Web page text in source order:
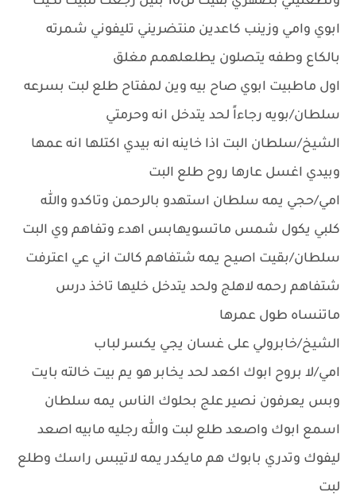
ابوي وامي وزينب كاعدين منتضريني تليفوني شمرته
بالكاع وطفه يتصلون يطلعلهمم مغلق
اول ماطبيت ابوي صاح بيه وين لمفتاح طلع لبت بسرعه
سلطان/بويه رجاءاً لحد يتدخل انه وحرمتي
الشيخ/سلطان البت اذا خاينه انه بيدي اكتلها انه عمها
وبيدي اغسل عارها روح طلع البت
امي/حجي يمه سلطان استهدو بالرحمن وتاكدو والله
كلبي يكول شمس ماتسويهابس اهدء وتفاهم وي البت
سلطان/بقيت اصيح يمه شتفاهم كالت اني عي اعترفت
شتفاهم رحمه لاهلج ولحد يتدخل خليها تاخذ درس
ماتنساه طول عمرها
الشيخ/خابرولي على غسان يجي يكسر لباب
امي/لا بروح ابوك اكعد لحد يخابر هو يم بيت خالته بايت
وبس يعرفون نصير علج بحلوك الناس يمه سلطان
اسمع ابوك واصعد طلع لبت والله رجليه مابيه اصعد
ليفوك وتدري بابوك هم مايكدر يمه لاتيبس راسك وطلع
لبت